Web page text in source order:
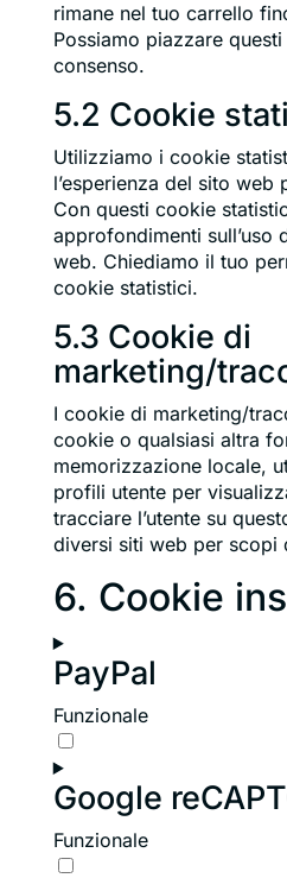
rimane nel tuo carrello
Possiamo piazzare
consenso.
5.2 Cookie
Utilizziamo i cookie
l’esperienza del sito web
Con questi cookie
approfondimenti sull’uso
web. Chiediamo il tuo
cookie statistici.
5.3 Cookie di
marketing/
I cookie di marketing/
cookie o qualsiasi altra
memorizzazione locale,
profili utente per
tracciare l’utente su
diversi siti web per scopi
6. Cookie
PayPal
Funzionale
Consent
to
service
Google
Funzionale
Consent